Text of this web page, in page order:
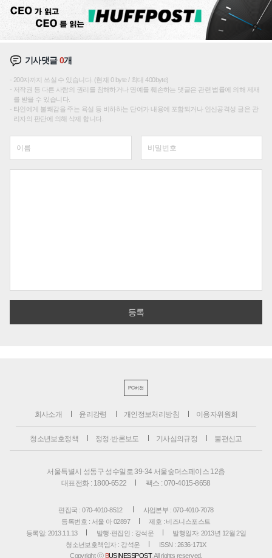
기사댓글0개
200자까지 쓰실 수 있습니다. (현재 0 byte / 최대 400byte)
저작권 등 다른 사람의 권리를 침해하거나 명예를 훼손하는 댓글은 관련 법률에 의해 제재
를 받을 수 있습니다.
타인에게 불쾌감을 주는 욕설 등 비하하는 단어가 내용에 포함되거나 인신공격성 글은 관
리자의 판단에 의해 삭제 합니다.
PC버전
회사소개 윤리강령 개인정보처리방침 이용자위원회
청소년보호정책 정정·반론보도 기사심의규정 불편신고
서울특별시 성동구 성수일로 39-34 서울숲더스페이스 12층
대표전화 : 1800-6522
팩스 : 070-4015-8658
편집국 : 070-4010-8512
사업본부 : 070-4010-7078
등록번호 : 서울 아 02897
제호 : 비즈니스포스트
등록일: 2013.11.13
발행·편집인 : 강석운
발행일자: 2013년 12월 2일
청소년보호책임자 : 강석운
ISSN : 2636-171X
Copyright ⓒ BUSINESSPOST. All rights reserved.